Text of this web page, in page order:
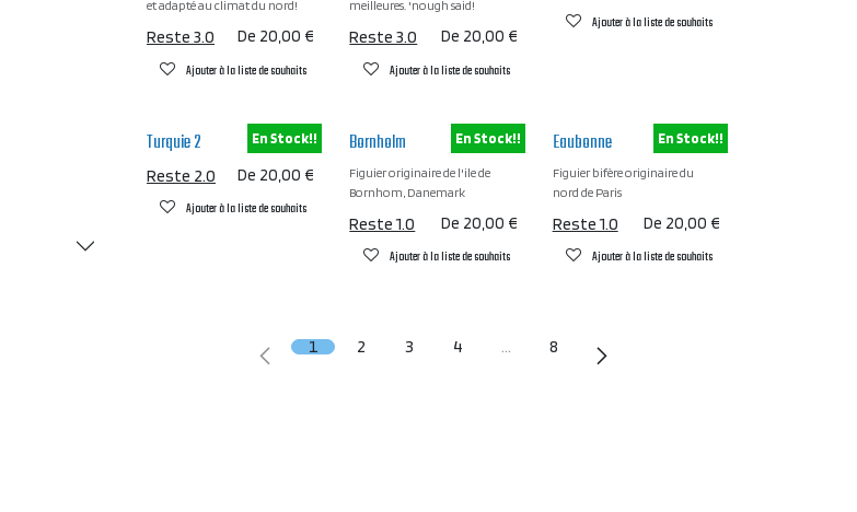
et adapté au climat du nord!
De 20,00 €
Reste 3.0
Ajouter à la liste de souhaits
meilleures. 'nough said!
De 20,00 €
Reste 3.0
Ajouter à la liste de souhaits
Ajouter à la liste de souhaits
Turquie 2
De 20,00 €
Reste 2.0
Ajouter à la liste de souhaits
En Stock!! Bornholm
Figuier originaire de l'ile de
Bornhom, Danemark
De 20,00 €
Reste 1.0
Ajouter à la liste de souhaits
En Stock!! Eaubonne
Figuier bifère originaire du
nord de Paris
De 20,00 €
Reste 1.0
Ajouter à la liste de souhaits
En Stock!!
1 2 3 4 … 8